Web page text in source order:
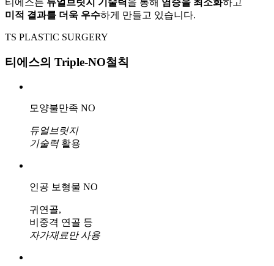
미적 결과를 더욱 우수하게 만들고 있습니다.
TS PLASTIC SURGERY
티에스의 Triple-NO철칙
모양불만족 NO
듀얼브릿지
기술력활용
인공 보형물 NO
귀연골,
비중격 연골 등
자가재료만 사용